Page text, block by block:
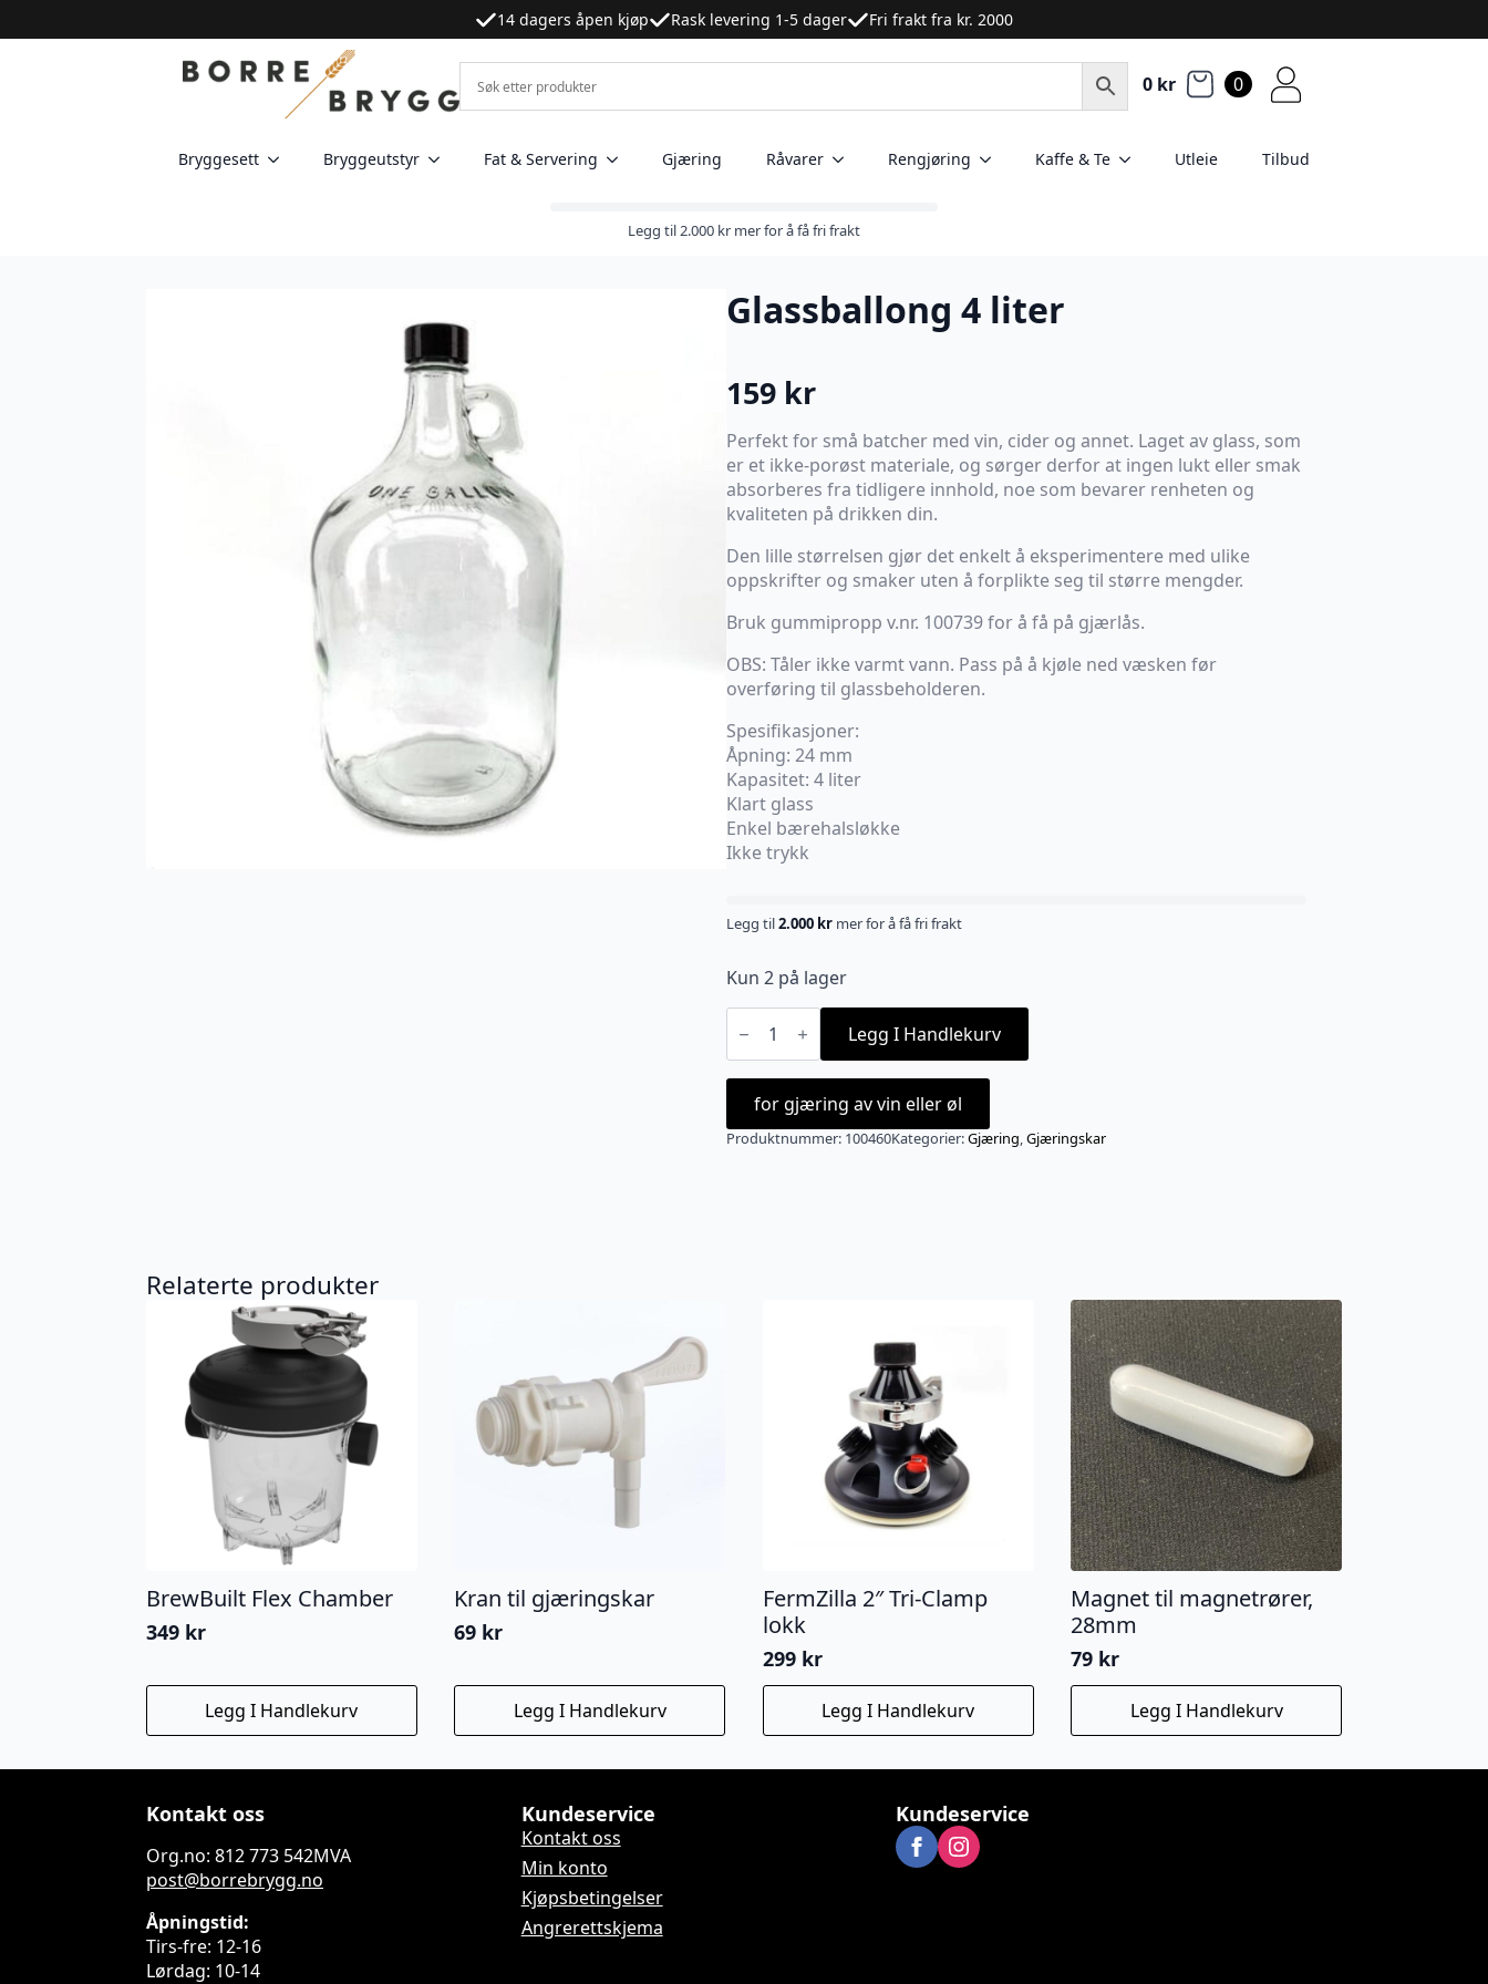
14 dagers åpen kjøp Rask levering 1-5 dager Fri frakt fra kr. 2000
0 kr 0
Bryggesett Bryggeutstyr Fat & Servering Gjæring Råvarer Rengjøring Kaffe & Te Utleie Tilbud
Legg til2.000 kr mer for å få fri frakt
Glassballong 4 liter
159 kr
Perfekt for små batcher med vin, cider og annet. Laget av glass, som
er et ikke-porøst materiale, og sørger derfor at ingen lukt eller smak
absorberes fra tidligere innhold, noe som bevarer renheten og
kvaliteten på drikken din.
Den lille størrelsen gjør det enkelt å eksperimentere med ulike
oppskrifter og smaker uten å forplikte seg til større mengder.
Bruk gummipropp v.nr. 100739 for å få på gjærlås.
OBS: Tåler ikke varmt vann. Pass på å kjøle ned væsken før
overføring til glassbeholderen.
Spesifikasjoner:
Åpning: 24 mm
Kapasitet: 4 liter
Klart glass
Enkel bærehalsløkke
Ikke trykk
Legg til2.000 kr mer for å få fri frakt
Kun 2 på lager
Glassballong
antall
Legg I Handlekurv
for gjæring av vin eller øl
Produktnummer: 100460Kategorier:Gjæring,Gjæringskar
Relaterte produkter
BrewBuilt Flex Chamber
349 kr
Legg I Handlekurv
Kran til gjæringskar
69 kr
Legg I Handlekurv
FermZilla 2″ Tri-Clamp
lokk
299 kr
Legg I Handlekurv
Magnet til magnetrører,
28mm
79 kr
Legg I Handlekurv
Kontakt oss
Org.no: 812 773 542MVA
post@borrebrygg.no
Åpningstid:
Tirs-fre: 12-16
Lørdag: 10-14
Kundeservice
Kontakt oss
Min konto
Kjøpsbetingelser
Angrerettskjema
Kundeservice